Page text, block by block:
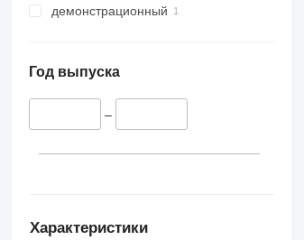
демонстрационный
Год выпуска
–
Характеристики